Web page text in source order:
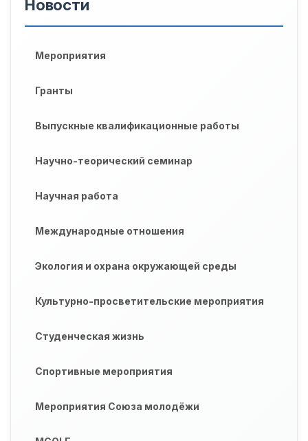
Новости
Мероприятия
Гранты
Выпускные квалификационные работы
Научно-теорический семинар
Научная работа
Международные отношения
Экология и охрана окружающей среды
Культурно-просветительские мероприятия
Студенческая жизнь
Спортивные мероприятия
Мероприятия Союза молодёжи